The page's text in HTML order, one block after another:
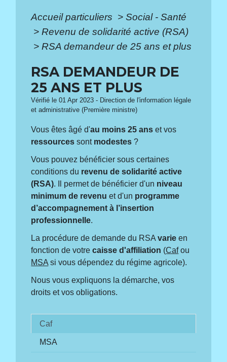
Accueil particuliers > Social - Santé
> Revenu de solidarité active (RSA)
> RSA demandeur de 25 ans et plus
RSA DEMANDEUR DE
25 ANS ET PLUS
Vérifié le 01 Apr 2023 - Direction de l'information légale
et administrative (Première ministre)
Vous êtes âgé d'au moins 25 ans et vos
ressources sont modestes ?
Vous pouvez bénéficier sous certaines
conditions du revenu de solidarité active
(RSA). Il permet de bénéficier d'un niveau
minimum de revenu et d'un programme
d’accompagnement à l’insertion
professionnelle.
La procédure de demande du RSAvarie en
fonction de votrecaisse d'affiliation (Cafou
MSA si vous dépendez du régime agricole).
Nous vous expliquons la démarche, vos
droits et vos obligations.
Caf
MSA